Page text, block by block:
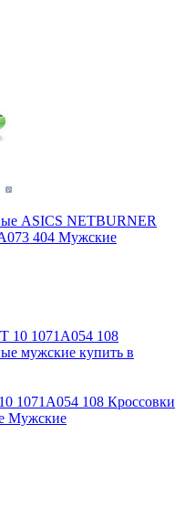
ASICS NETBURNER
404 Мужские
1071A054 108 Кроссовки
Мужские